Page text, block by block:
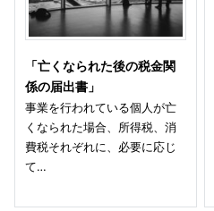
「亡くなられた後の税金関
係の届出書」
事業を行われている個人が亡
くなられた場合、所得税、消
費税それぞれに、必要に応じ
て…